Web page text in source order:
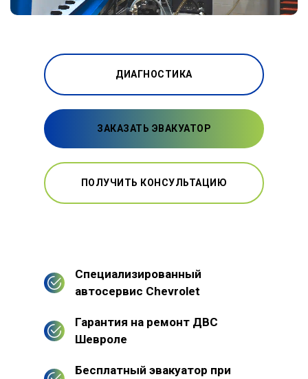
ДИАГНОСТИКА
ЗАКАЗАТЬ ЭВАКУАТОР
ПОЛУЧИТЬ КОНСУЛЬТАЦИЮ
Специализированный
автосервис Chevrolet
Гарантия на ремонт ДВС
Шевроле
Бесплатный эвакуатор при